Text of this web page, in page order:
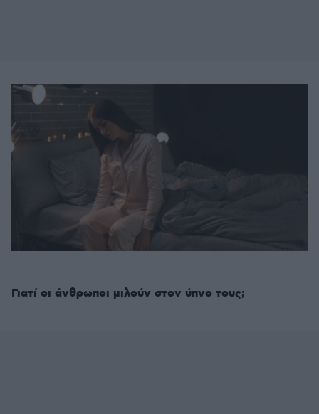
Γιατί οι άνθρωποι μιλούν στον ύπνο τους;